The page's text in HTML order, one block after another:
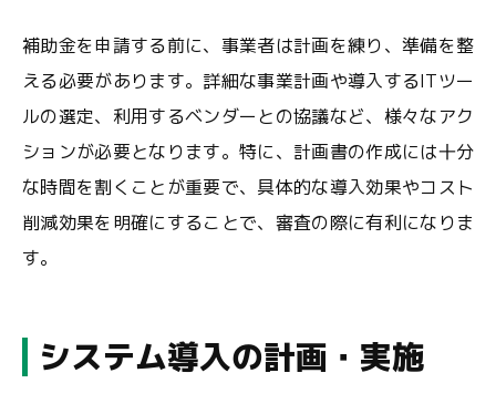
補助金を申請する前に、事業者は計画を練り、準備を整
える必要があります。詳細な事業計画や導入するITツー
ルの選定、利用するベンダーとの協議など、様々なアク
ションが必要となります。特に、計画書の作成には十分
な時間を割くことが重要で、具体的な導入効果やコスト
削減効果を明確にすることで、審査の際に有利になりま
す。
システム導入の計画・実施